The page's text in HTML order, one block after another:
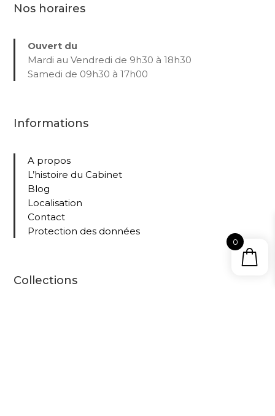
Nos horaires
Ouvert du
Mardi au Vendredi de 9h30 à 18h30
Samedi de 09h30 à 17h00
Informations
A propos
L’histoire du Cabinet
Blog
Localisation
Contact
Protection des données
Collections
0